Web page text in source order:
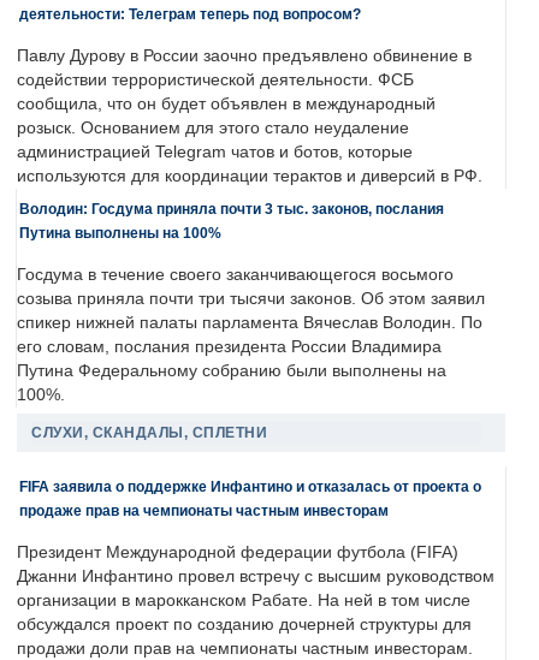
деятельности: Телеграм теперь под вопросом?
Павлу Дурову в России заочно предъявлено обвинение в
содействии террористической деятельности. ФСБ
сообщила, что он будет объявлен в международный
розыск. Основанием для этого стало неудаление
администрацией Telegram чатов и ботов, которые
используются для координации терактов и диверсий в РФ.
Володин: Госдума приняла почти 3 тыс. законов, послания
Путина выполнены на 100%
Госдума в течение своего заканчивающегося восьмого
созыва приняла почти три тысячи законов. Об этом заявил
спикер нижней палаты парламента Вячеслав Володин. По
его словам, послания президента России Владимира
Путина Федеральному собранию были выполнены на
100%.
СЛУХИ, СКАНДАЛЫ, СПЛЕТНИ
FIFA заявила о поддержке Инфантино и отказалась от проекта о
продаже прав на чемпионаты частным инвесторам
Президент Международной федерации футбола (FIFA)
Джанни Инфантино провел встречу с высшим руководством
организации в марокканском Рабате. На ней в том числе
обсуждался проект по созданию дочерней структуры для
продажи доли прав на чемпионаты частным инвесторам.